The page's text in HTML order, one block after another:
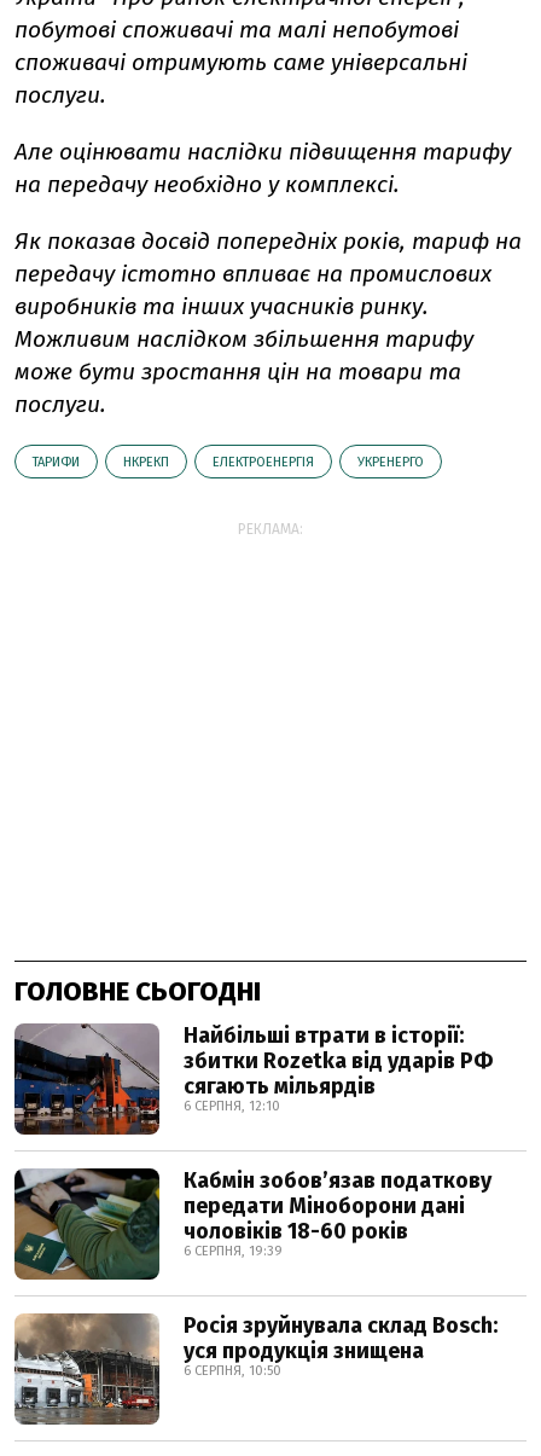
побутові споживачі та малі непобутові
споживачі отримують саме універсальні
послуги.
Але оцінювати наслідки підвищення тарифу
на передачу необхідно у комплексі.
Як показав досвід попередніх років, тариф на
передачу істотно впливає на промислових
виробників та інших учасників ринку.
Можливим наслідком збільшення тарифу
може бути зростання цін на товари та
послуги.
ТАРИФИ НКРЕКП ЕЛЕКТРОЕНЕРГІЯ УКРЕНЕРГО
РЕКЛАМА:
ГОЛОВНЕ СЬОГОДНІ
Найбільші втрати в історії:
збитки Rozetka від ударів РФ
сягають мільярдів
6 СЕРПНЯ, 12:10
Кабмін зобовʼязав податкову
передати Міноборони дані
чоловіків 18-60 років
6 СЕРПНЯ, 19:39
Росія зруйнувала склад Bosch:
уся продукція знищена
6 СЕРПНЯ, 10:50